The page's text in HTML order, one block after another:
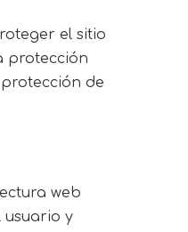
el sitio
protección
de
web
usuario y